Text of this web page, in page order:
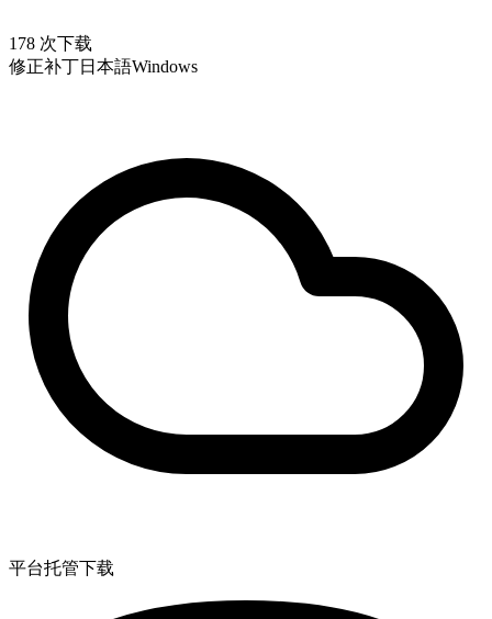
178 次下载
修正补丁日本語Windows
平台托管下载